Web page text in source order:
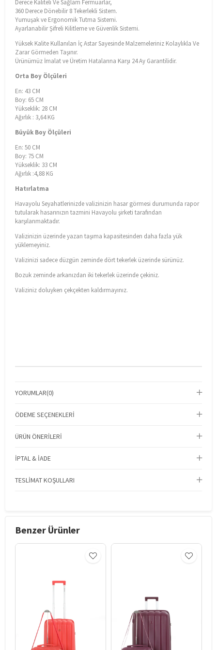
Derece Kaliteli Ve Sağlam Fermuarlar,
360 Derece Dönebilir 8 Tekerlekli Sistem.
Yumuşak ve Ergonomik Tutma Sistemi.
Ayarlanabilir Şifreli Kilitleme ve Güvenlik Sistemi.
Yüksek Kalite Kullanılan İç Astar Sayesinde Malzemeleriniz Kolaylıkla Ve
Zarar Görmeden Taşınır.
Ürünümüz İmalat ve Üretim Hatalarına Karşı 24 Ay Garantilidir.
Orta Boy Ölçüleri
En: 43 CM
Boy: 65 CM
Yükseklik: 28 CM
Ağırlık : 3,64 KG
Büyük Boy Ölçüleri
En: 50 CM
Boy: 75 CM
Yükseklik: 33 CM
Ağırlık :4,88 KG
Hatırlatma
Havayolu Seyahatlerinizde valizinizin hasar görmesi durumunda rapor
tutularak hasarınızın tazmini Havayolu şirketi tarafından
karşılanmaktadır.
Valizinizin üzerinde yazan taşıma kapasitesinden daha fazla yük
yüklemeyiniz.
Valizinizi sadece düzgün zeminde dört tekerlek üzerinde sürünüz.
Bozuk zeminde arkanızdan iki tekerlek üzerinde çekiniz.
Valiziniz doluyken çekçekten kaldırmayınız.
YORUMLAR(0)
ÖDEME SEÇENEKLERI
ÜRÜN ÖNERILERI
İPTAL & İADE
TESLIMAT KOŞULLARI
Benzer Ürünler